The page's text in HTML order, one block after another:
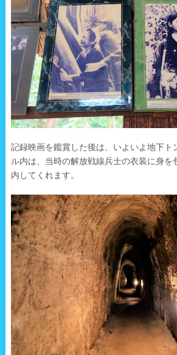
記録映画を鑑賞した後は、いよいよ地下ト
ル内は、当時の解放戦線兵士の衣装に身を
内してくれます。